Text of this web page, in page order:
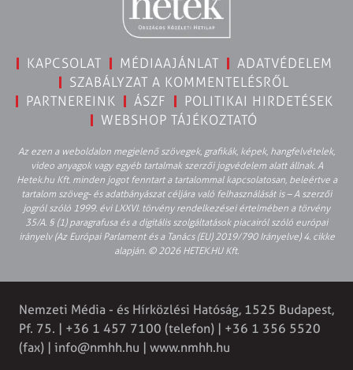
KAPCSOLAT MÉDIAAJÁNLAT
ADATVÉDELEM
SZABÁLYZAT A KOMMENTELÉSRŐL
PARTNEREINK
ÁSZF
POLITIKAI HIRDETÉSEK
WEBSHOP TÁJÉKOZTATÓ
Az ezen a weboldalon megjelenő szövegek, grafikák, képek, hangfelvételek,
video anyagok vagy egyéb tartalmak szerzői jogvédelem alatt állnak. A
Hetek.hu Kft. minden jogot fenntart a tartalommal kapcsolatosan, beleértve a
tartalom szöveg- és adatbányászat céljára való felhasználását is – A szerzői
jogról szóló 1999. évi LXXVI. törvény rendelkezései értelmében a törvény
35/A. § (1) paragrafusa és a digitális szolgáltatások piacairól szóló európai
irányelv (Az Európai Parlament és a Tanács (EU) 2019/790 Irányelve) 4. cikke
alapján. © 2026 HETEK.HU Kft.
Nemzeti Média - és Hírközlési Hatóság, 1525 Budapest,
Pf. 75. | +36 1 457 7100 (telefon) | +36 1 356 5520
(fax) | info@nmhh.hu | www.nmhh.hu